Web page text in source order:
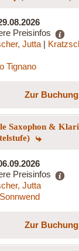
Preisinfos
Jutta |
Tignano
Zur Buchung
Saxophon &
Preisinfos
Jutta
Zur Buchung